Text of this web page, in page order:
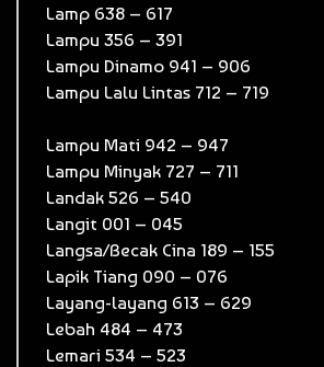
Lamp 638 – 617
Lampu 356 – 391
Lampu Dinamo 941 – 906
Lampu Lalu Lintas 712 – 719
Lampu Mati 942 – 947
Lampu Minyak 727 – 711
Landak 526 – 540
Langit 001 – 045
Langsa/Becak Cina 189 – 155
Lapik Tiang 090 – 076
Layang-layang 613 – 629
Lebah 484 – 473
Lemari 534 – 523